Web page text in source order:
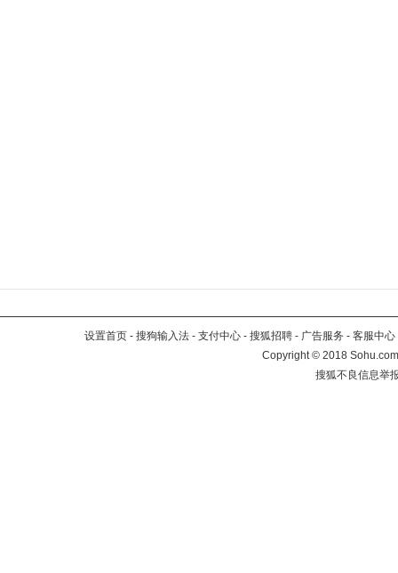
设置首页 - 搜狗输入法 - 支付中心 - 搜狐招聘 - 广告服务 - 客服中心
Copyright©2018
搜狐不良信息举